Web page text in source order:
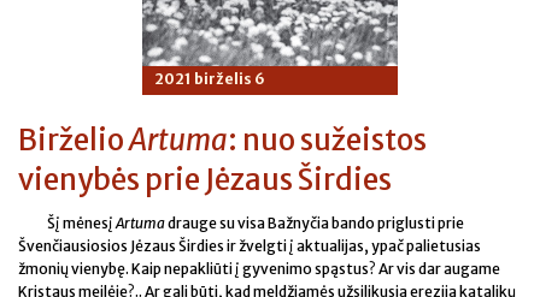
2021 birželis 6
BirželioArtuma: nuo sužeistos
vienybės prie Jėzaus Širdies
Šį mėnesįArtumadrauge su visa Bažnyčia bando priglusti prie
Švenčiausiosios Jėzaus Širdies ir žvelgti į aktualijas, ypač palietusias
žmonių vienybę. Kaip nepakliūti į gyvenimo spąstus? Ar vis dar augame
Kristaus meilėje?.. Ar gali būti, kad meldžiamės užsilikusia erezija katalikų